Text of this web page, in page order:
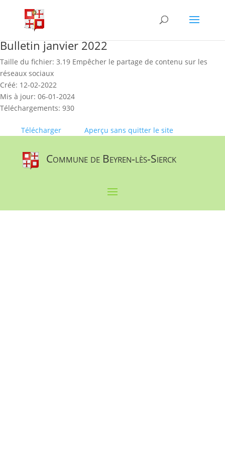
content
Bulletin janvier 2022
Taille du fichier: 3.19 Empêcher le partage de contenu sur les
réseaux sociaux
Créé: 12-02-2022
Mis à jour: 06-01-2024
Téléchargements: 930
Télécharger Aperçu sans quitter le site
Commune de Beyren-lès-Sierck